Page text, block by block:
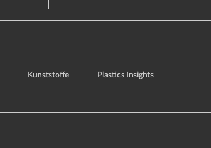
Kunststoffe Plastics Insights